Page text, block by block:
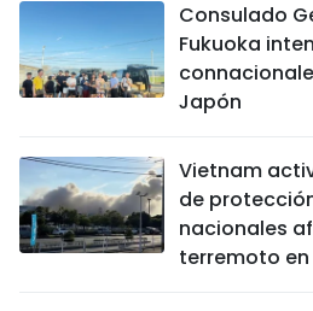
Consulado
Fukuoka
Japón
Vietnam
de
nacionales
terremoto